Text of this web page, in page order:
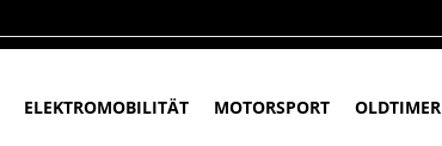
ELEKTROMOBILITÄT MOTORSPORT OLDTIMER